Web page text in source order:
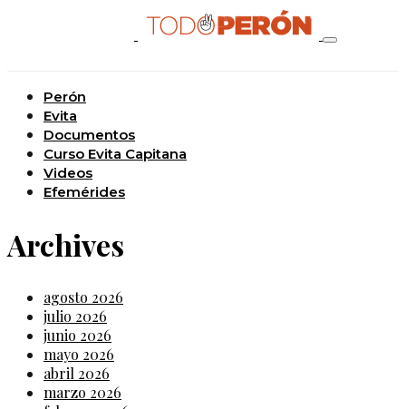
Perón
Evita
Documentos
Curso Evita Capitana
Videos
Efemérides
Archives
agosto 2026
julio 2026
junio 2026
mayo 2026
abril 2026
marzo 2026